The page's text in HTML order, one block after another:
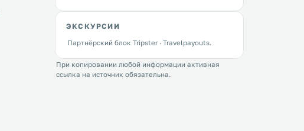
ЭКСКУРСИИ
Партнёрский блок Tripster · Travelpayouts.
При копировании любой информации активная
ссылка на источник обязательна.